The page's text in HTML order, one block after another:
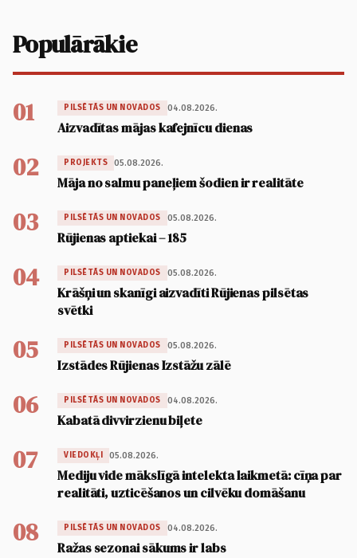
Populārākie
01 PILSĒTĀS UN NOVADOS 04.08.2026.
Aizvadītas mājas kafejnīcu dienas
02 PROJEKTS 05.08.2026.
Māja no salmu paneļiem šodien ir realitāte
03 PILSĒTĀS UN NOVADOS 05.08.2026.
Rūjienas aptiekai – 185
04 PILSĒTĀS UN NOVADOS 05.08.2026.
Krāšņi un skanīgi aizvadīti Rūjienas pilsētas
svētki
05 PILSĒTĀS UN NOVADOS 05.08.2026.
Izstādes Rūjienas Izstāžu zālē
06 PILSĒTĀS UN NOVADOS 04.08.2026.
Kabatā divvirzienu biļete
07 VIEDOKĻI 05.08.2026.
Mediju vide mākslīgā intelekta laikmetā: cīņa par
realitāti, uzticēšanos un cilvēku domāšanu
08 PILSĒTĀS UN NOVADOS 04.08.2026.
Ražas sezonai sākums ir labs